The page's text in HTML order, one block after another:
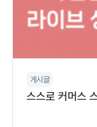
게시글
스스로 커머스